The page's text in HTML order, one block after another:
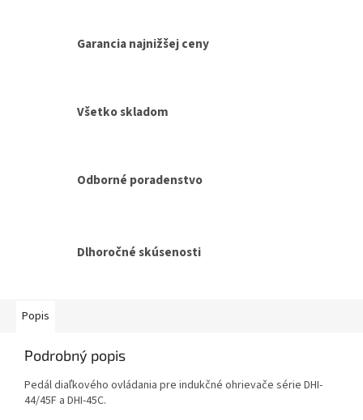
Garancia najnižšej ceny
Všetko skladom
Odborné poradenstvo
Dlhoročné skúsenosti
Popis
Podrobný popis
Pedál diaľkového ovládania pre indukčné ohrievače série DHI-
44/45F a DHI-45C.